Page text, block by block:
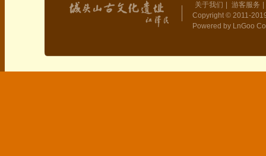
关于我们 游客服务
Copyright © 2011-
Powered by LnGoo